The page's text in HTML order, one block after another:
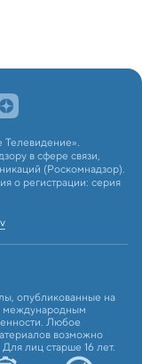
в сфере связи,
(Роскомнадзор).
о регистрации: серия
опубликованные на
международным
Любое
возможно
лиц старше 16 лет.